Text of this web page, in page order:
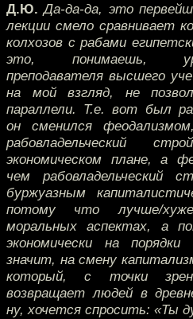
Д.Ю. Да-да-да, это
лекции смело сравнивает
колхозов с рабами
это, понимаешь,
преподавателя высшего
на мой взгляд, не
параллели. Т.е. вот был
он сменился
рабовладельческий
экономическом плане, а
чем рабовладельческий
буржуазным
потому что лучше/
моральных аспектах, а
экономически на
значит, на смену
который, с точки
возвращает людей в
ну, хочется спросить: «Ты